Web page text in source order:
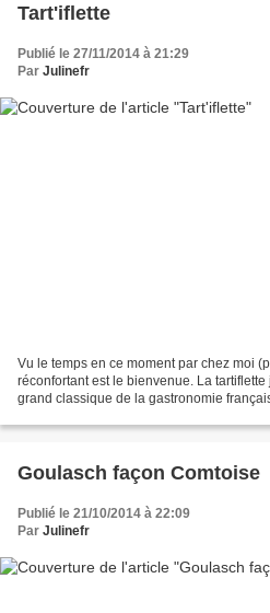
Tart'iflette
Publié le 27/11/2014 à 21:29
Par Julinefr
Vu le temps en ce moment par chez moi
réconfortant est le bienvenue. La
grand classique de la gastronomie
Goulasch façon Comtoise
Publié le 21/10/2014 à 22:09
Par Julinefr